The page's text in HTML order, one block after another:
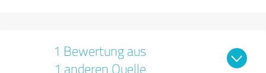
1 Bewertung aus
1 anderen Quelle